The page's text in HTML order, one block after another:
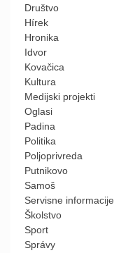
Društvo
Hírek
Hronika
Idvor
Kovačica
Kultura
Medijski projekti
Oglasi
Padina
Politika
Poljoprivreda
Putnikovo
Samoš
Servisne informacije
Školstvo
Sport
Správy